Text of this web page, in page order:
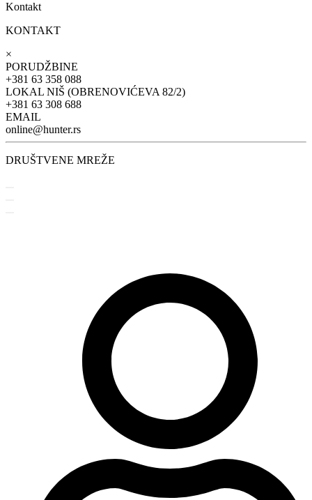
Kontakt
KONTAKT
×
PORUDŽBINE
+381 63 358 088
LOKAL NIŠ (OBRENOVIĆEVA 82/2)
+381 63 308 688
EMAIL
online@hunter.rs
DRUŠTVENE MREŽE